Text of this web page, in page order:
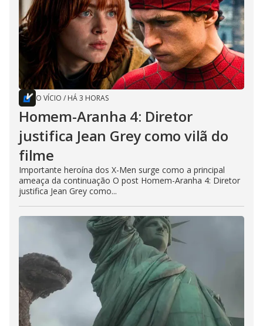
O VÍCIO / HÁ 3 HORAS
Homem-Aranha 4: Diretor
justifica Jean Grey como vilã do
filme
Importante heroína dos X-Men surge como a principal
ameaça da continuação O post Homem-Aranha 4: Diretor
justifica Jean Grey como...